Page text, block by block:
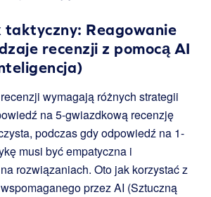
taktyczny: Reagowanie
recenzji z pomocą AI
wymagają różnych strategii
na 5-gwiazdkową recenzję
podczas gdy odpowiedź na 1-
musi być empatyczna i
rozwiązaniach. Oto jak korzystać z
przez AI (Sztuczną